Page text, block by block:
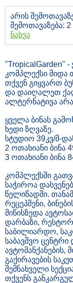
არის
შემოთავაზება: 2
ნახვა
"TropicalGarden"
კომპლექსი შიდა
თქვენ გიყვართ
და დაიღალეთ
ალტერნატივა
ყველა ბინას
ხედი ზღვაზე.
სტუდიო 39კვ/მ-
2 ოთახიანი ბინა
3 ოთახიანი ბინა
კომპლექსში
საჭიროა
წელიწადში.
რეცეპშენი,
მიწისზედა
დარბაზი,
საბილიარდო,
საბავშვო
გაქირავების
შემნახველი
თქვენს